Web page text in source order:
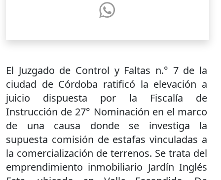
El Juzgado de Control y Faltas n.° 7 de la
ciudad de Córdoba ratificó la elevación a
juicio dispuesta por la Fiscalía de
Instrucción de 27° Nominación en el marco
de una causa donde se investiga la
supuesta comisión de estafas vinculadas a
la comercialización de terrenos. Se trata del
emprendimiento inmobiliario Jardín Inglés